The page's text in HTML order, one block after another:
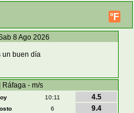
°F
8 Ago 2026
un buen día
Ráfaga - m/s
10:11
4.5
6
9.4